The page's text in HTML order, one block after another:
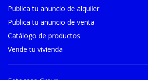
Publica tu anuncio de alquiler
Publica tu anuncio de venta
Catálogo de productos
Vende tu vivienda